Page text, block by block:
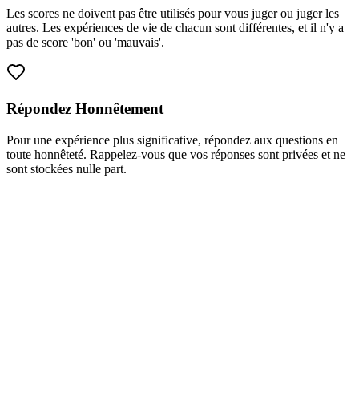
Les scores ne doivent pas être utilisés pour vous juger ou juger les
autres. Les expériences de vie de chacun sont différentes, et il n'y a
pas de score 'bon' ou 'mauvais'.
Répondez Honnêtement
Pour une expérience plus significative, répondez aux questions en
toute honnêteté. Rappelez-vous que vos réponses sont privées et ne
sont stockées nulle part.